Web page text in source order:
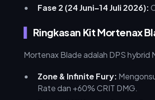
Fase 2 (24 Juni–14 Juli 2026):
Ringkasan Kit Mortenax
Mortenax Blade adalah DPS hybrid
Zone & Infinite Fury:
Rate dan +60% CRIT DMG.